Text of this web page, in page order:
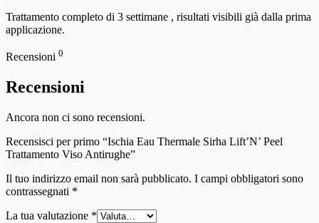
Trattamento completo di 3 settimane , risultati visibili già dalla prima
applicazione.
Recensioni 0
Recensioni
Ancora non ci sono recensioni.
Recensisci per primo “Ischia Eau Thermale Sirha Lift’N’ Peel
Trattamento Viso Antirughe”
Il tuo indirizzo email non sarà pubblicato. I campi obbligatori sono
contrassegnati *
La tua valutazione *